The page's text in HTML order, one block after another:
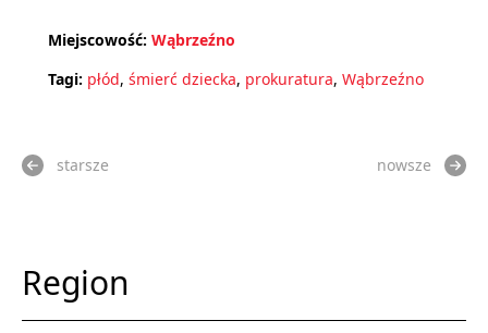
Miejscowość: Wąbrzeźno
Tagi: płód, śmierć dziecka, prokuratura, Wąbrzeźno
starsze nowsze
Region